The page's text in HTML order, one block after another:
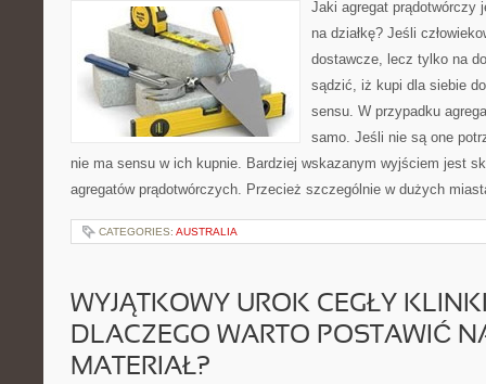
Jaki agregat prądotwórczy
na działkę? Jeśli
dostawcze, lecz tylko na
sądzić, iż kupi dla siebie
sensu. W przypadku
samo. Jeśli nie są one
nie ma sensu w ich kupnie. Bardziej wskazanym wyjściem jest
agregatów prądotwórczych. Przecież szczególnie w dużych
CATEGORIES: AUSTRALIA
WYJĄTKOWY UROK CEGŁY
DLACZEGO WARTO POSTAWIĆ
MATERIAŁ?